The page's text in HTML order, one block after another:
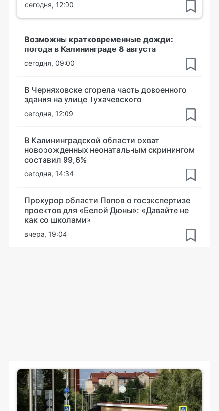
сегодня, 12:00
Возможны кратковременные дожди:
погода в Калининграде 8 августа
сегодня, 09:00
В Черняховске сгорела часть довоенного
здания на улице Тухачевского
сегодня, 12:09
В Калининградской области охват
новорожденных неонатальным скринингом
составил 99,6%
сегодня, 14:34
Прокурор области Попов о госэкспертизе
проектов для «Белой Дюны»: «Давайте не
как со школами»
вчера, 19:04